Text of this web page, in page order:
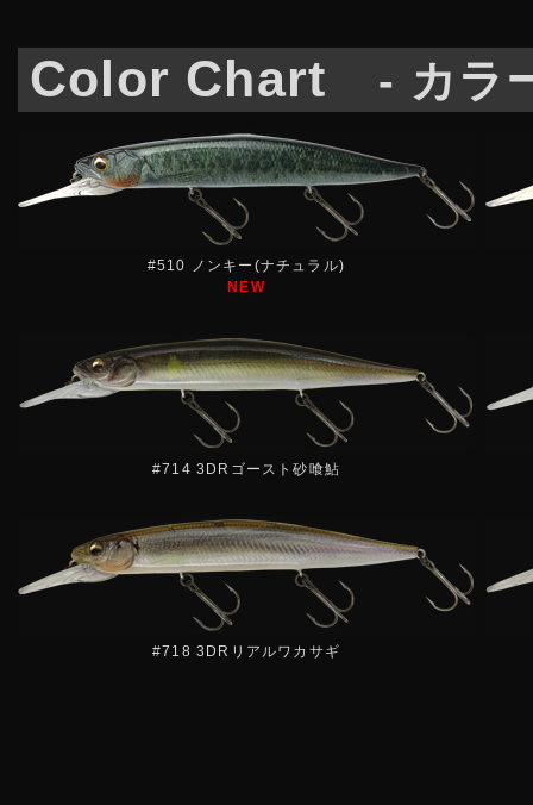
Color Chart - カラ
#510 ノンキー(ナチュラル)
NEW
#714 3DRゴースト砂喰鮎
#718 3DRリアルワカサギ